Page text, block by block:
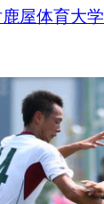
屋体育大学